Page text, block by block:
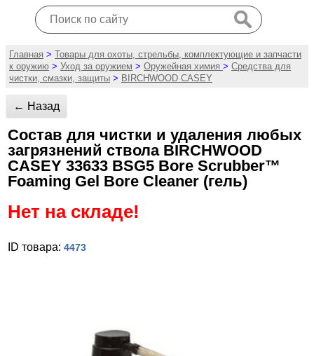
Главная > Товары для охоты, стрельбы, комплектующие и запчасти
к оружию > Уход за оружием > Оружейная химия > Средства для
чистки, смазки, защиты > BIRCHWOOD CASEY
← Назад
Состав для чистки и удаления любых
загрязнений ствола BIRCHWOOD
CASEY 33633 BSG5 Bore Scrubber™
Foaming Gel Bore Cleaner (гель)
Нет на складе!
ID товара: 4473